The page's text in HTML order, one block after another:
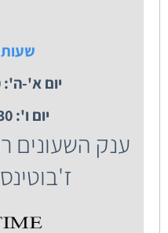
יום א'-ה': 09:45-20:00
יום ו': 08:30-14:30